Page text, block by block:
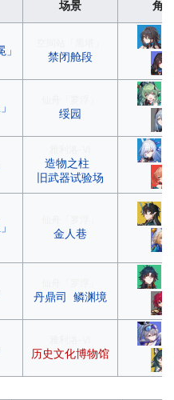
场景 角色
禁闭舱段
绥园
造物之柱
旧武器试验场
金人巷
丹鼎司 鳞渊境
历史文化博物馆